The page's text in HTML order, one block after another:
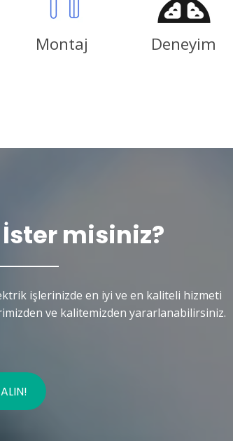
Montaj Deneyim
misiniz?
işlerinizde en iyi ve en kaliteli hizmeti
ve kalitemizden yararlanabilirsiniz.